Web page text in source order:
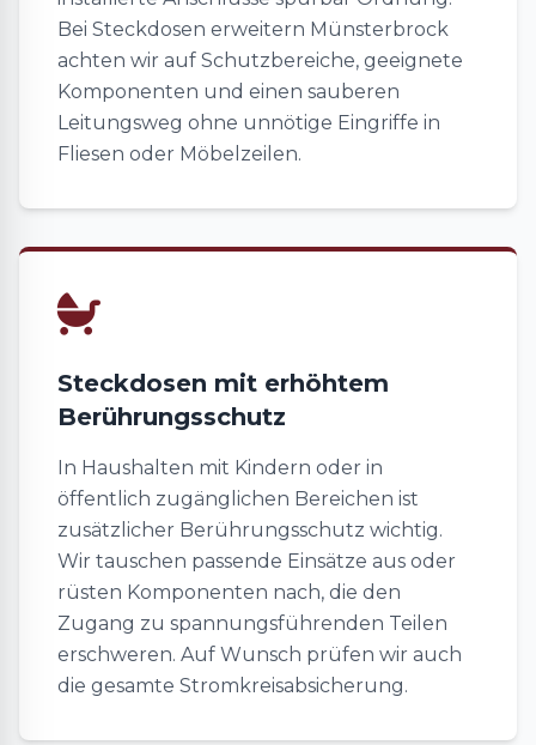
Bei Steckdosen erweitern Münsterbrock
achten wir auf Schutzbereiche, geeignete
Komponenten und einen sauberen
Leitungsweg ohne unnötige Eingriffe in
Fliesen oder Möbelzeilen.
Steckdosen mit erhöhtem
Berührungsschutz
In Haushalten mit Kindern oder in
öffentlich zugänglichen Bereichen ist
zusätzlicher Berührungsschutz wichtig.
Wir tauschen passende Einsätze aus oder
rüsten Komponenten nach, die den
Zugang zu spannungsführenden Teilen
erschweren. Auf Wunsch prüfen wir auch
die gesamte Stromkreisabsicherung.